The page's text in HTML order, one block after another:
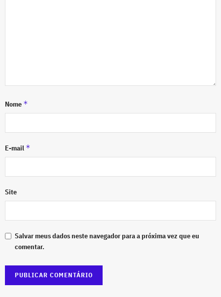
Nome *
E-mail *
Site
Salvar meus dados neste navegador para a próxima vez que eu
comentar.